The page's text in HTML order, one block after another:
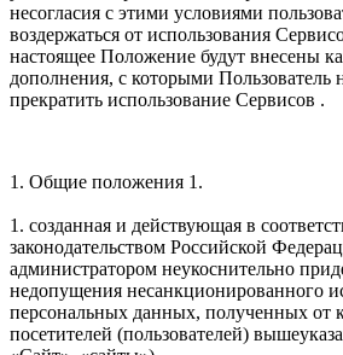
несогласия с этими условиями
воздержаться от использования
настоящее Положение будут внесены
дополнения, с которыми Пользователь
прекратить использование Сервисов .
1. Общие положения 1.
1. созданная и действующая в
законодательством Российской
администратором неукоснительно
недопущения несанкционированного
персональных данных, полученных от
посетителей (пользователей)